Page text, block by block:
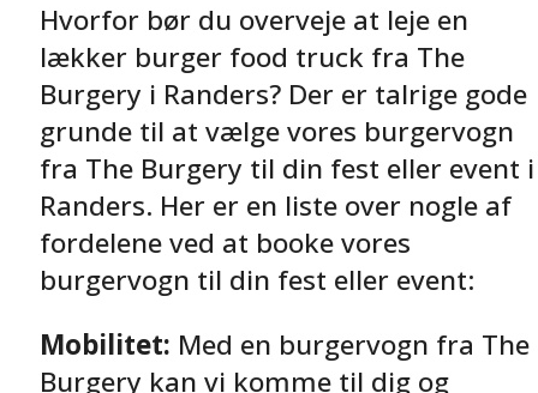
Hvorfor bør du overveje at leje en
lækker burger food truck fra The
Burgery i Randers? Der er talrige gode
grunde til at vælge vores burgervogn
fra The Burgery til din fest eller event i
Randers. Her er en liste over nogle af
fordelene ved at booke vores
burgervogn til din fest eller event:
Mobilitet: Med en burgervogn fra The
Burgery kan vi komme til dig og